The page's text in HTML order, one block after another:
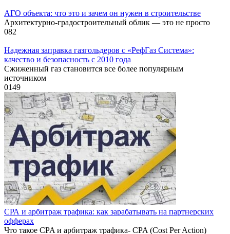
АГО объекта: что это и зачем он нужен в строительстве
Архитектурно-градостроительный облик — это не просто
082
Надежная заправка газгольдеров с «РефГаз Система»:
качество и безопасность с 2010 года
Сжиженный газ становится все более популярным
источником
0149
СРА и арбитраж трафика: как зарабатывать на партнерских
офферах
Что такое CPA и арбитраж трафика- CPA (Cost Per Action)